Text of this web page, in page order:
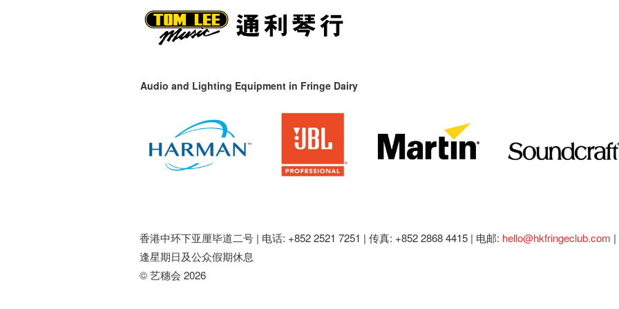
Audio and Lighting Equipment in Fringe Dairy
香港中环下亚厘毕道二号 | 电话: +852 2521 7251 | 传真: +852 2868 4415 | 电邮: hello@hkfringeclub.com |
逢星期日及公众假期休息
© 艺穗会 2026